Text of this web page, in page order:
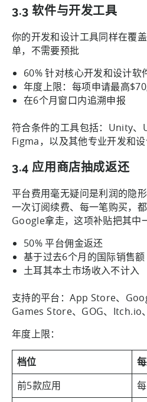
3.3 软件与开发工具
你的开发和设计工具同样在覆
单，不需要预批
60% 针对核心开发和设计软
年度上限：每项申请最高
在6个月窗口内追溯申报
符合条件的工具包括：Unity、
Figma，以及其他专业开发和设
3.4 应用商店抽成返还
平台费用毫无疑问是利润的隐
一次订阅续费、每一笔购买，
Google拿走，这项补贴把其中
50% 平台佣金返还
基于过去6个月的国际销售额
土耳其本土市场收入不计入
支持的平台：App Store、
Games Store、GOG、Itch.io
年度上限：
档位
前5款应用